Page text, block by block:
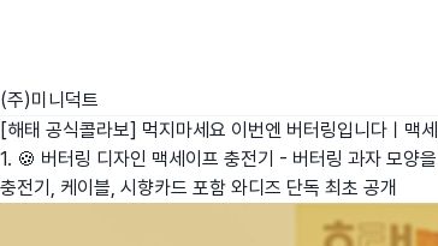
(주)미니덕트
[해태 공식콜라보] 먹지마세요 이번엔 버터링입니다ㅣ맥
1. 🍪 버터링 디자인 맥세이프 충전기 - 버터링 과자 모양
충전기, 케이블, 시향카드 포함 와디즈 단독 최초 공개